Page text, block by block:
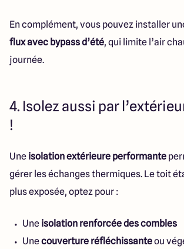
En complément, vous pouvez installer
flux avec bypass d’été, qui limite l’air
journée.
4. Isolez aussi par
!
Une isolation extérieure performante
gérer les échanges thermiques. Le toit
plus exposée, optez pour :
Une isolation renforcée des combles
Unecouverture réfléchissanteou